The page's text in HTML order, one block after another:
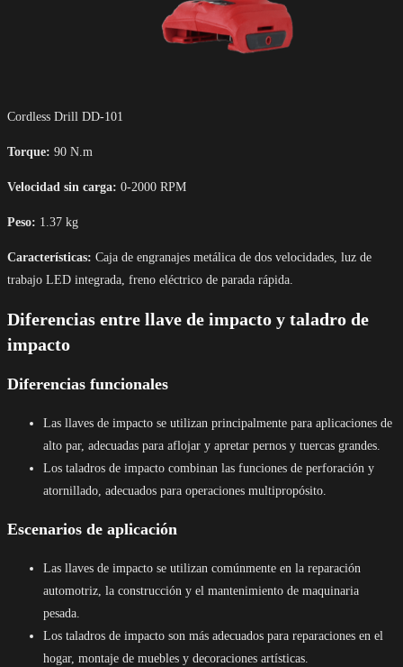
Cordless Drill DD-101
Torque: 90 N.m
Velocidad sin carga: 0-2000 RPM
Peso: 1.37 kg
Características: Caja de engranajes metálica de dos velocidades, luz de
trabajo LED integrada, freno eléctrico de parada rápida.
Diferencias entre llave de impacto y taladro de
impacto
Diferencias funcionales
Las llaves de impacto se utilizan principalmente para aplicaciones de
alto par, adecuadas para aflojar y apretar pernos y tuercas grandes.
Los taladros de impacto combinan las funciones de perforación y
atornillado, adecuados para operaciones multipropósito.
Escenarios de aplicación
Las llaves de impacto se utilizan comúnmente en la reparación
automotriz, la construcción y el mantenimiento de maquinaria
pesada.
Los taladros de impacto son más adecuados para reparaciones en el
hogar, montaje de muebles y decoraciones artísticas.